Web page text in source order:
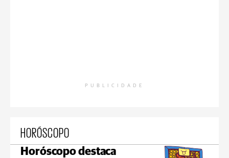
PUBLICIDADE
HORÓSCOPO
Horóscopo destaca